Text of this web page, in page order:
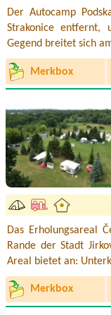
Der Autocamp
Strakonice entfernt,
Gegend breitet sich
Merkbox
Das Erholungsareal
Rande der Stadt
Areal bietet an:
Merkbox